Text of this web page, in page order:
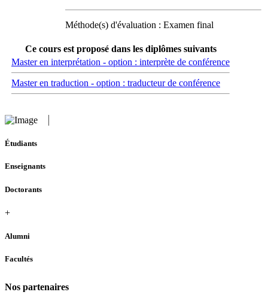
Méthode(s) d'évaluation : Examen final
Ce cours est proposé dans les diplômes suivants
Master en interprétation - option : interprète de conférence
Master en traduction - option : traducteur de conférence
Étudiants
Enseignants
Doctorants
+
Alumni
Facultés
Nos partenaires